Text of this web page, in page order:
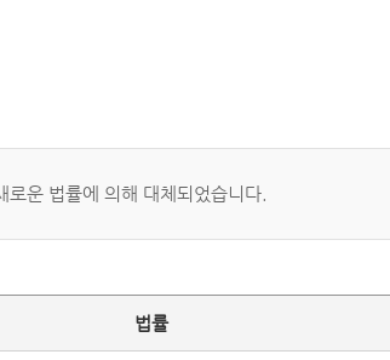
운 법률에 의해 대체되었습니다.
법률